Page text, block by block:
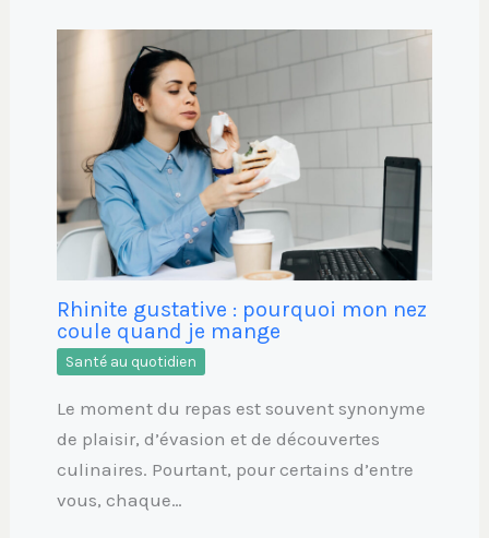
Rhinite gustative : pourquoi mon nez
coule quand je mange
Santé au quotidien
Le moment du repas est souvent synonyme
de plaisir, d’évasion et de découvertes
culinaires. Pourtant, pour certains d’entre
vous, chaque…